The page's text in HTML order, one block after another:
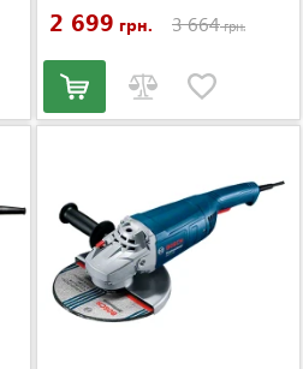
2 699 грн. 3 664грн.